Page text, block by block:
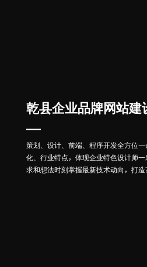
乾县企业品牌网站建
策划、设计、前端、程序开发全方位
化、行业特点，体现企业特色设计师
求和想法时刻掌握最新技术动向，打造